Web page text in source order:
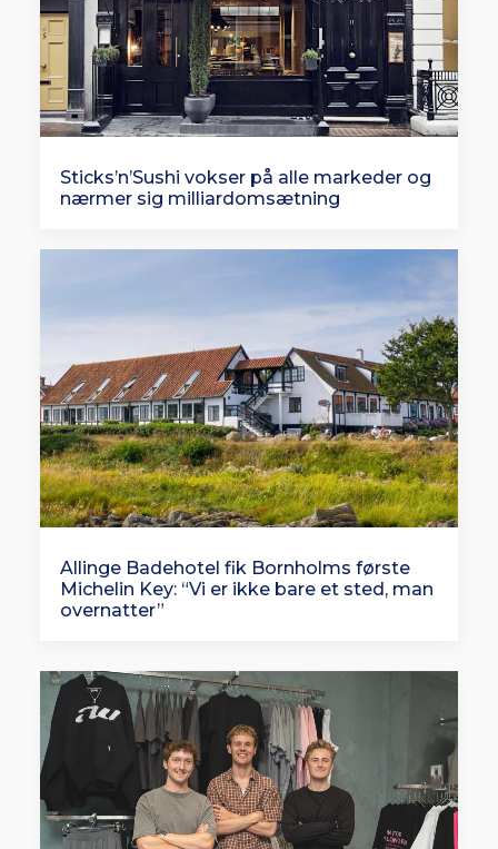
Sticks’n’Sushi vokser på alle markeder og
nærmer sig milliardomsætning
Allinge Badehotel fik Bornholms første
Michelin Key: “Vi er ikke bare et sted, man
overnatter”